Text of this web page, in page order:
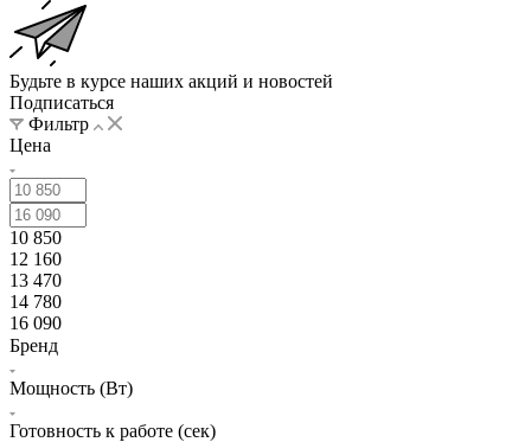
Будьте в курсе наших акций и новостей
Подписаться
Фильтр
Цена
10 850
12 160
13 470
14 780
16 090
Бренд
Мощность (Вт)
Готовность к работе (сек)